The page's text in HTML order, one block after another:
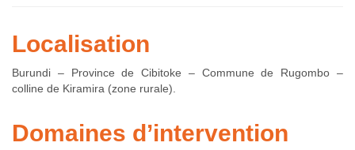
Localisation
Burundi – Province de Cibitoke – Commune de Rugombo –
colline de Kiramira (zone rurale).
Domaines d’intervention